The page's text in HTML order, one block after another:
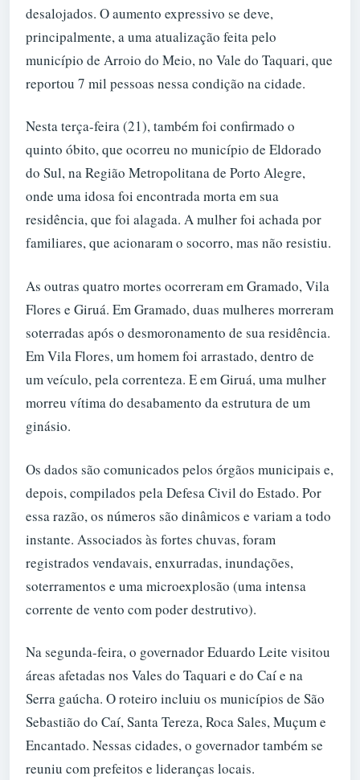
desalojados. O aumento expressivo se deve,
principalmente, a uma atualização feita pelo
município de Arroio do Meio, no Vale do Taquari, que
reportou 7 mil pessoas nessa condição na cidade.
Nesta terça-feira (21), também foi confirmado o
quinto óbito, que ocorreu no município de Eldorado
do Sul, na Região Metropolitana de Porto Alegre,
onde uma idosa foi encontrada morta em sua
residência, que foi alagada. A mulher foi achada por
familiares, que acionaram o socorro, mas não resistiu.
As outras quatro mortes ocorreram em Gramado, Vila
Flores e Giruá. Em Gramado, duas mulheres morreram
soterradas após o desmoronamento de sua residência.
Em Vila Flores, um homem foi arrastado, dentro de
um veículo, pela correnteza. E em Giruá, uma mulher
morreu vítima do desabamento da estrutura de um
ginásio.
Os dados são comunicados pelos órgãos municipais e,
depois, compilados pela Defesa Civil do Estado. Por
essa razão, os números são dinâmicos e variam a todo
instante. Associados às fortes chuvas, foram
registrados vendavais, enxurradas, inundações,
soterramentos e uma microexplosão (uma intensa
corrente de vento com poder destrutivo).
Na segunda-feira, o governador Eduardo Leite visitou
áreas afetadas nos Vales do Taquari e do Caí e na
Serra gaúcha. O roteiro incluiu os municípios de São
Sebastião do Caí, Santa Tereza, Roca Sales, Muçum e
Encantado. Nessas cidades, o governador também se
reuniu com prefeitos e lideranças locais.